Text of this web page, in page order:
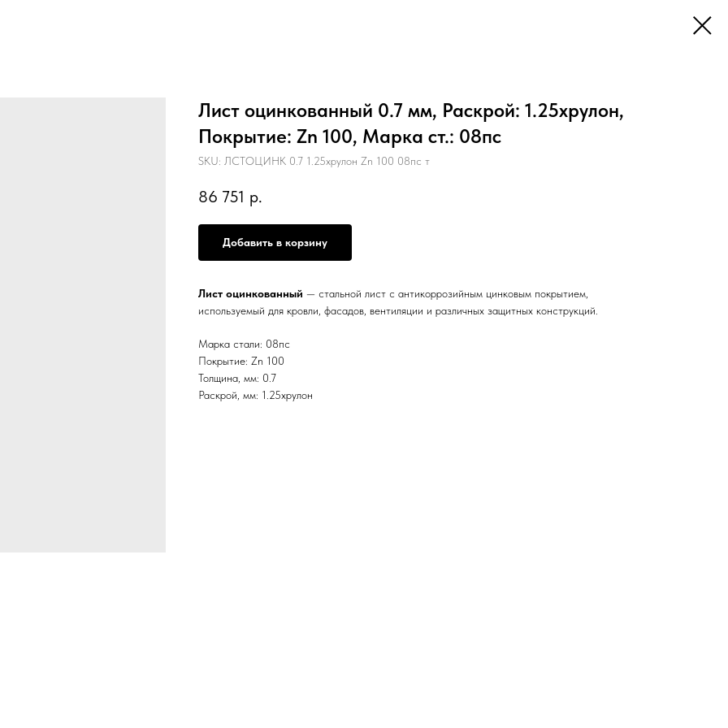
Лист оцинкованный 0.7 мм, Раскрой: 1.25хрулон,
Покрытие: Zn 100, Марка ст.: 08пс
SKU: ЛСТОЦИНК 0.7 1.25хрулон Zn 100 08пс т
86 751 р.
Добавить в корзину
Лист оцинкованный — стальной лист с антикоррозийным цинковым покрытием,
используемый для кровли, фасадов, вентиляции и различных защитных конструкций.
Марка стали: 08пс
Покрытие: Zn 100
Толщина, мм: 0.7
Раскрой, мм: 1.25хрулон